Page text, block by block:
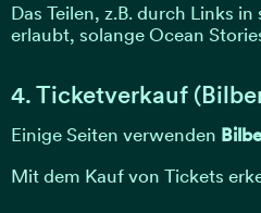
Das Teilen, z.B. durch Links
erlaubt, solange Ocean
4. Ticketverkauf
Einige Seiten verwenden
Mit dem Kauf von Tickets